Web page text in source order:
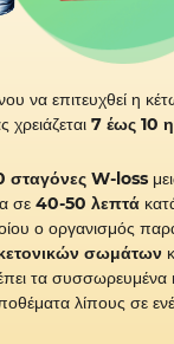
να επιτευχθεί η
χρειάζεται 7 έως 10
σταγόνες W-loss
σε 40-50 λεπτά
ο οργανισμός
σωμάτων
τα συσσωρευμένα
λίπους σε